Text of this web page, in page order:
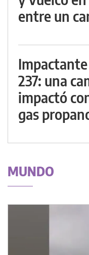
entre un
237: una
impactó
gas
MUNDO